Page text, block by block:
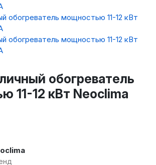
обогреватель
11-12 кВт Neoclima